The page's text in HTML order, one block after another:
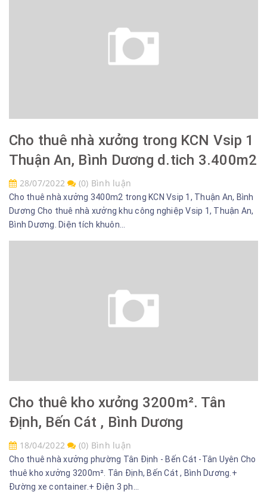
Cho thuê nhà xưởng trong KCN Vsip 1
Thuận An, Bình Dương d.tich 3.400m2
28/07/2022 (0) Bình luận
Cho thuê nhà xưởng 3400m2 trong KCN Vsip 1, Thuận An, Bình
Dương Cho thuê nhà xưởng khu công nghiệp Vsip 1, Thuận An,
Bình Dương. Diện tích khuôn...
Cho thuê kho xưởng 3200m². Tân
Định, Bến Cát , Bình Dương
18/04/2022 (0) Bình luận
Cho thuê nhà xưởng phường Tân Định - Bến Cát -Tân Uyên Cho
thuê kho xưởng 3200m². Tân Định, Bến Cát , Bình Dương.+
Đường xe container.+ Điện 3 ph...